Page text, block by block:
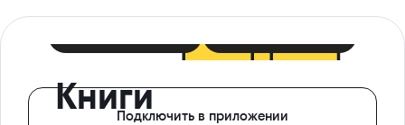
КнигиПодключить в приложении